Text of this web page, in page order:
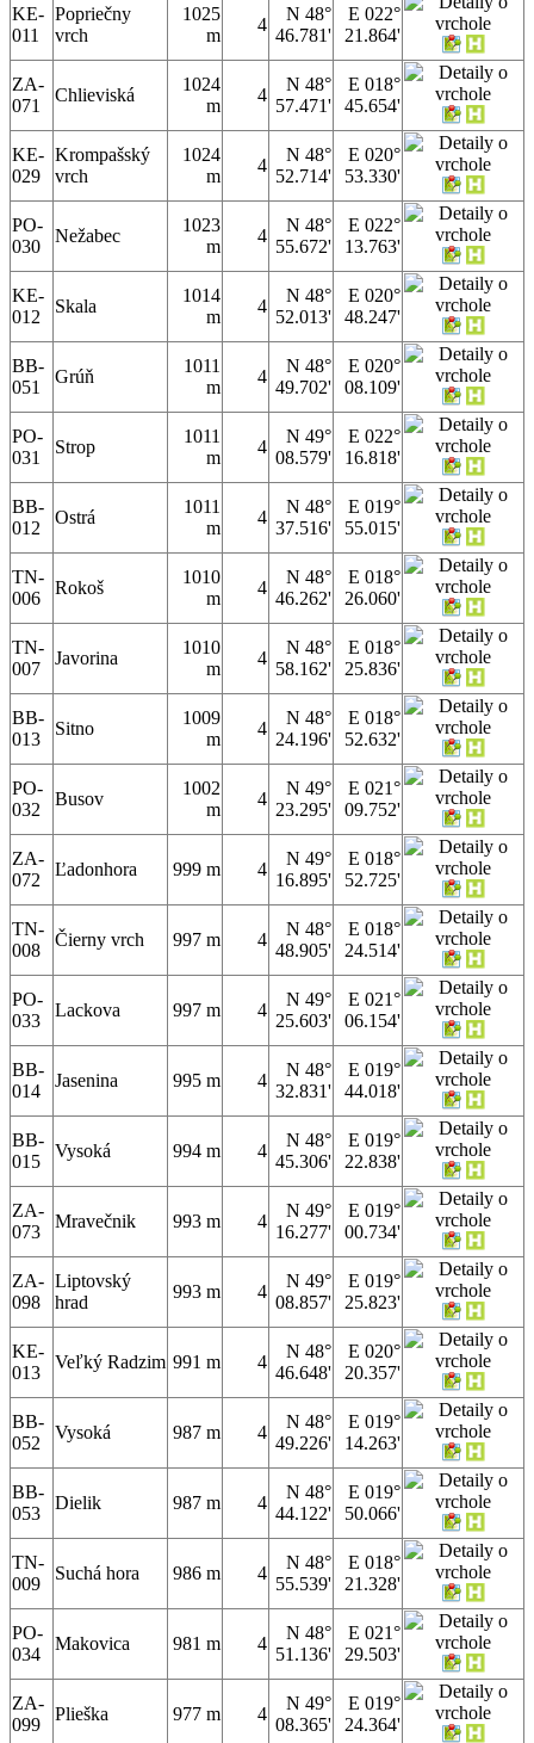
KE-
011
Popriečny
vrch
1025
m
4
N 48°
46.781'
E 022°
21.864'
ZA-
071
Chlieviská
1024
m
4
N 48°
57.471'
E 018°
45.654'
KE-
029
Krompašský
vrch
1024
m
4
N 48°
52.714'
E 020°
53.330'
PO-
030
Nežabec
1023
m
4
N 48°
55.672'
E 022°
13.763'
KE-
012
Skala
1014
m
4
N 48°
52.013'
E 020°
48.247'
BB-
051
Grúň
1011
m
4
N 48°
49.702'
E 020°
08.109'
PO-
031
Strop
1011
m
4
N 49°
08.579'
E 022°
16.818'
BB-
012
Ostrá
1011
m
4
N 48°
37.516'
E 019°
55.015'
TN-
006
Rokoš
1010
m
4
N 48°
46.262'
E 018°
26.060'
TN-
007
Javorina
1010
m
4
N 48°
58.162'
E 018°
25.836'
BB-
013
Sitno
1009
m
4
N 48°
24.196'
E 018°
52.632'
PO-
032
Busov
1002
m
4
N 49°
23.295'
E 021°
09.752'
ZA-
072
Ľadonhora 999 m 4
N 49°
16.895'
E 018°
52.725'
TN-
008
Čierny vrch 997 m 4
N 48°
48.905'
E 018°
24.514'
PO-
033
Lackova 997 m 4
N 49°
25.603'
E 021°
06.154'
BB-
014
Jasenina 995 m 4
N 48°
32.831'
E 019°
44.018'
BB-
015
Vysoká 994 m 4
N 48°
45.306'
E 019°
22.838'
ZA-
073
Mravečnik 993 m 4
N 49°
16.277'
E 019°
00.734'
ZA-
098
Liptovský
hrad
993 m 4
N 49°
08.857'
E 019°
25.823'
KE-
013
Veľký Radzim 991 m 4
N 48°
46.648'
E 020°
20.357'
BB-
052
Vysoká 987 m 4
N 48°
49.226'
E 019°
14.263'
BB-
053
Dielik 987 m 4
N 48°
44.122'
E 019°
50.066'
TN-
009
Suchá hora 986 m 4
N 48°
55.539'
E 018°
21.328'
PO-
034
Makovica 981 m 4
N 48°
51.136'
E 021°
29.503'
ZA-
099
Plieška 977 m 4
N 49°
08.365'
E 019°
24.364'